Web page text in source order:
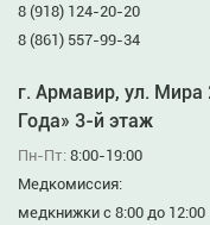
8 (918) 124-20-20
8 (861) 557-99-34
г. Армавир, ул. Мира
Года» 3-й этаж
Пн-Пт: 8:00-19:00
Медкомиссия:
медкнижки с 8:00 до 12:00